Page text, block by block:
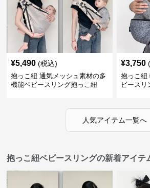
¥5,490 (税込)
抱っこ紐 通気メッシュ素材の多
機能ベビースリング抱っこ紐
¥3,750
抱っこ紐
ビースリ
人気アイテム一覧へ
抱っこ紐ベビースリングの新着アイテ